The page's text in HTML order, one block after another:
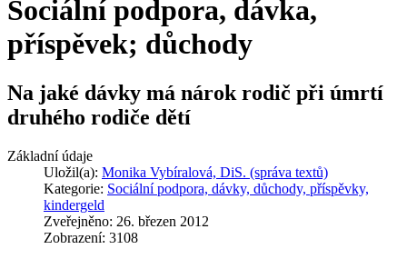
Sociální podpora, dávka,
příspěvek; důchody
Na jaké dávky má nárok rodič při úmrtí
druhého rodiče dětí
Základní údaje
Uložil(a): Monika Vybíralová, DiS. (správa textů)
Kategorie: Sociální podpora, dávky, důchody, příspěvky,
kindergeld
Zveřejněno: 26. březen 2012
Zobrazení: 3108